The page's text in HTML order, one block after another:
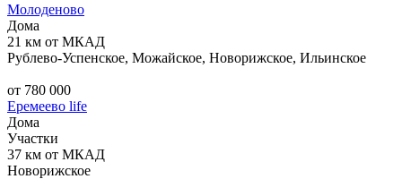
Молоденово
Дома
21 км от МКАД
Рублево-Успенское, Можайское, Новорижское, Ильинское
от 780 000
Еремеево life
Дома
Участки
37 км от МКАД
Новорижское